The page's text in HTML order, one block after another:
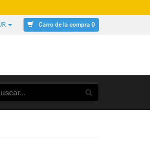
Carro de la compra 0